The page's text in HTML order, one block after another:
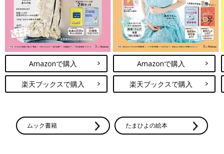
Amazonで購入
楽天ブックスで購入
Amazonで購入
楽天ブックスで購入
ムック書籍 たまひよの絵本